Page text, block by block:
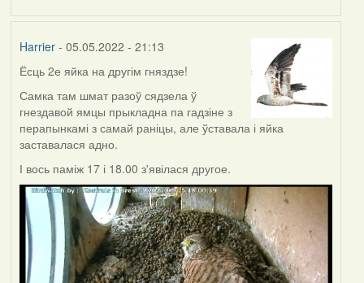
Harrier- 05.05.2022 - 21:13
Ёсць 2е яйка на другім гняздзе!
Самка там шмат разоў сядзела ў
гнездавой ямцы прыкладна па гадзіне з
перапынкамі з самай раніцы, але ўставала і яйка
заставалася адно.
І вось паміж 17 і 18.00 з'явілася другое.